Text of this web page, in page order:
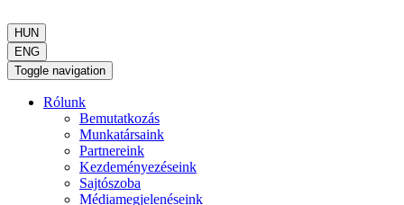
HUN
ENG
Toggle navigation
Rólunk
Bemutatkozás
Munkatársaink
Partnereink
Kezdeményezéseink
Sajtószoba
Médiamegjelenéseink